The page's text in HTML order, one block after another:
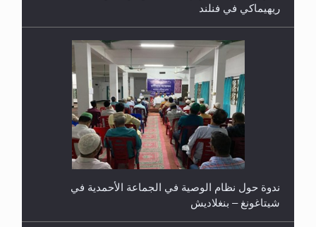
ريهيماكي في فنلند
ندوة حول نظام الوصية في الجماعة الأحمدية في
شيتاغونغ – بنغلاديش